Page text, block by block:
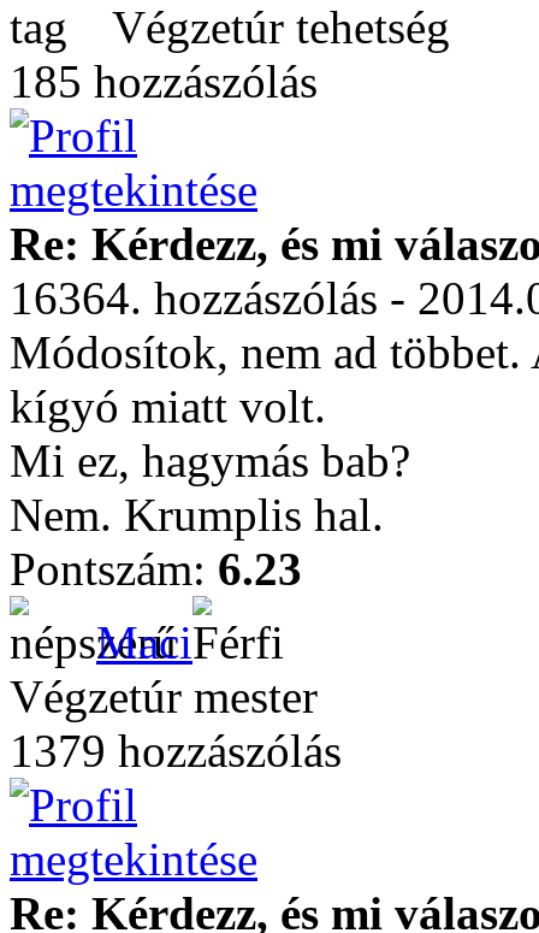
Végzetúr tehetség
185 hozzászólás
Re: Kérdezz, és mi
16364. hozzászólás -
Módosítok, nem ad
kígyó miatt volt.
Mi ez, hagymás bab?
Nem. Krumplis hal.
Pontszám: 6.23
Maci
Végzetúr mester
1379 hozzászólás
Re: Kérdezz, és mi